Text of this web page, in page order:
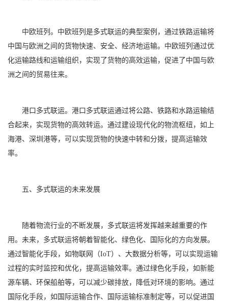
中欧班列。中欧班列是多式联运的典型案例，通过铁路运输将
中国与欧洲之间的货物快速、安全、经济地运输。中欧班列通过优
化运输路线和运输组织，实现了货物的高效运输，促进了中国与欧
洲之间的贸易往来。
港口多式联运。港口多式联运通过将公路、铁路和水路运输结
合起来，实现货物的高效转运。通过建设现代化的物流枢纽，如上
海港、深圳港等，可以实现货物的快速中转和分拨，提高运输效
率。
五、多式联运的未来发展
随着物流行业的不断发展，多式联运将发挥越来越重要的作
用。未来，多式联运将朝着智能化、绿色化、国际化的方向发展。
通过智能化手段，如物联网（IoT）、大数据分析等，可以实现运输
过程的实时监控和优化，提高运输效率。通过绿色化手段，如新能
源车辆、环保船舶等，可以减少碳排放，降低对环境的影响。通过
国际化手段，如国际运输合作、国际运输标准制定等，可以促进国